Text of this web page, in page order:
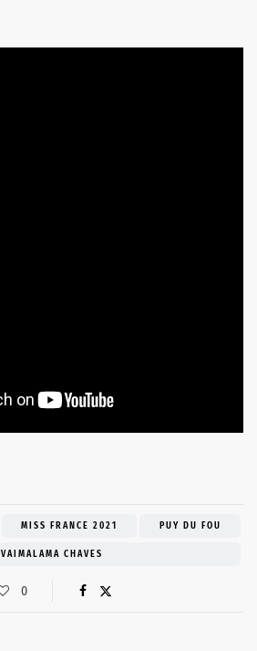
MISS FRANCE 2021 PUY DU FOU
VAIMALAMA CHAVES
0